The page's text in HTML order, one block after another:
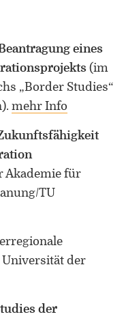
eines
(im
„Border Studies“
. mehr Info
Akademie für
TU
der
der